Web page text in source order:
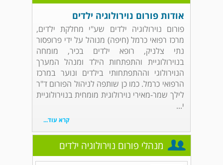
אודות פורום נוירולוגיה ילדים
פורום נוירולוגיה ילדים שע"י מחלקת ילדים,
מרכז רפואי כרמל (חיפה) מנוהל על ידי פרופסור
נתי צלניק, רופא ילדים בכיר, מומחה
בנוירולוגיית והתפתחות הילד ומנהל המערך
הנוירולוגי וההתפתחותי בילדים ונוער במרכז
הרפואי כרמל. כמו כן שותפה לניהול הפורום ד"ר
לילך שמר-מאירי נוירולוגית מומחית בנוירולוגיית
י...
קרא עוד...
מנהלי פורום נוירולוגיה ילדים